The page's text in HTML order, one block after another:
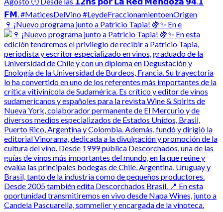
🍷 ¡Nuevo programa junto a Patricio Tapia! 🍇✨ En e